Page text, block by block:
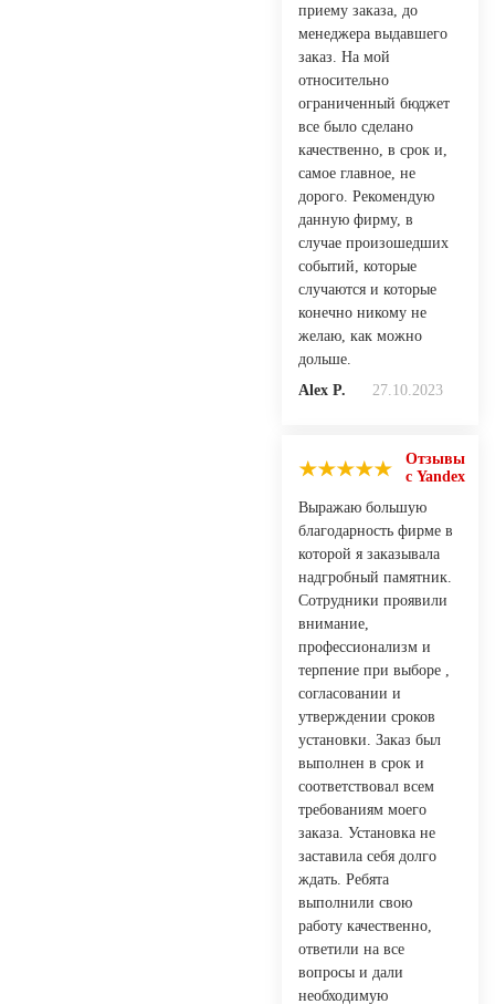
приему заказа, до
менеджера выдавшего
заказ. На мой
относительно
ограниченный бюджет
все было сделано
качественно, в срок и,
самое главное, не
дорого. Рекомендую
данную фирму, в
случае произошедших
событий, которые
случаются и которые
конечно никому не
желаю, как можно
дольше.
Alex P.
27.10.2023
Отзывы
с Yandex
Выражаю большую
благодарность фирме в
которой я заказывала
надгробный памятник.
Сотрудники проявили
внимание,
профессионализм и
терпение при выборе ,
согласовании и
утверждении сроков
установки. Заказ был
выполнен в срок и
соответствовал всем
требованиям моего
заказа. Установка не
заставила себя долго
ждать. Ребята
выполнили свою
работу качественно,
ответили на все
вопросы и дали
необходимую